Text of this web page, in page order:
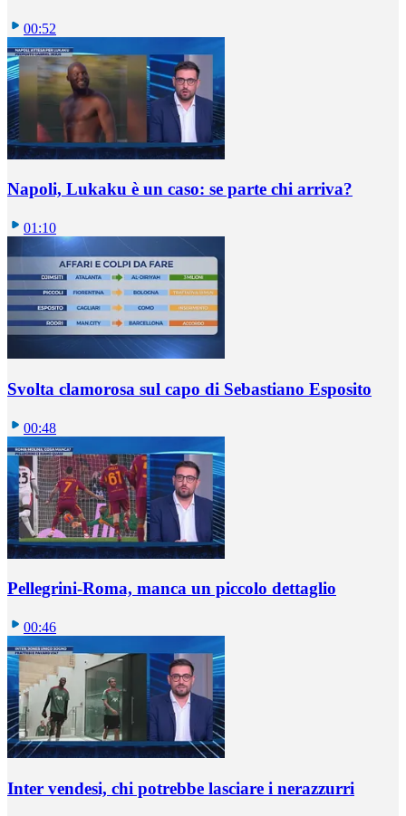
00:52
Napoli, Lukaku è un caso: se parte chi arriva?
01:10
Svolta clamorosa sul capo di Sebastiano Esposito
00:48
Pellegrini-Roma, manca un piccolo dettaglio
00:46
Inter vendesi, chi potrebbe lasciare i nerazzurri